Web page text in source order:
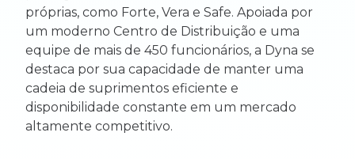
próprias, como Forte, Vera e Safe. Apoiada por
um moderno Centro de Distribuição e uma
equipe de mais de 450 funcionários, a Dyna se
destaca por sua capacidade de manter uma
cadeia de suprimentos eficiente e
disponibilidade constante em um mercado
altamente competitivo.